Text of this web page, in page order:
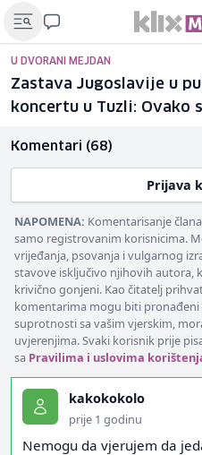
U DVORANI MEJDAN
Zastava Jugoslavije u
koncertu u Tuzli: Ovako
Komentari (68)
Prijava
NAPOMENA: Komentarisanje
samo registrovanim korisnicima.
vrijeđanja, psovanja i vulgarnog
stavove isključivo njihovih autora,
krivično gonjeni. Kao čitatelj
komentarima mogu biti
suprotnosti sa vašim vjerskim,
uvjerenjima. Svaki korisnik prije
sa Pravilima i uslovima
kakokokolo
prije 1 godinu
Nemogu da vjerujem da